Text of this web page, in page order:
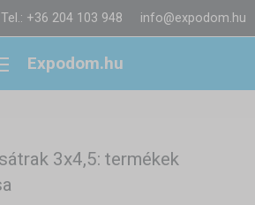
Tel.: +36 204 103 948 info@expodom.hu
Expodom.hu
3x4,5: termékek